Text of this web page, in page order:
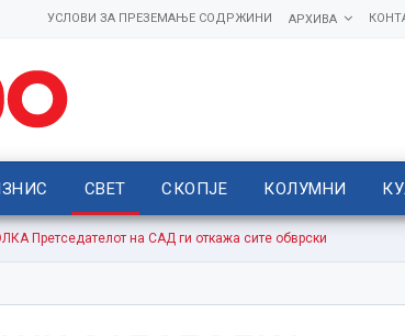
АРХИВА
УСЛОВИ ЗА ПРЕЗЕМАЊЕ СОДРЖИНИ
СВЕТ СКОПЈЕ КОЛУМНИ
Претседателот на САД ги откажа сите обврски